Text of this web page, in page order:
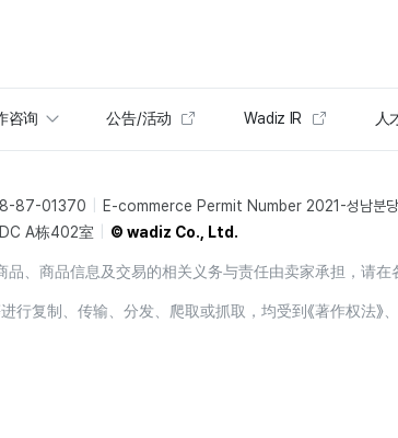
咨询 公告/活动 Wadiz IR 人
87-01370 E-commerce Permit Number 2021-성남분
A栋402室 © wadiz Co., Ltd.
、商品信息及交易的相关义务与责任由卖家承担，请在
复制、传输、分发、爬取或抓取，均受到《著作权法》、